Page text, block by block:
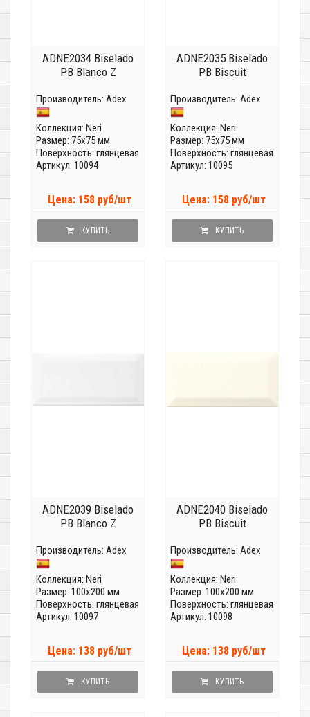
ADNE2034 Biselado
PB Blanco Z
Производитель: Adex
Коллекция: Neri
Размер: 75x75 мм
Поверхность: глянцевая
Артикул: 10094
Цена: 158 руб/шт
КУПИТЬ
ADNE2035 Biselado
PB Biscuit
Производитель: Adex
Коллекция: Neri
Размер: 75x75 мм
Поверхность: глянцевая
Артикул: 10095
Цена: 158 руб/шт
КУПИТЬ
ADNE2039 Biselado
PB Blanco Z
Производитель: Adex
Коллекция: Neri
Размер: 100x200 мм
Поверхность: глянцевая
Артикул: 10097
Цена: 138 руб/шт
КУПИТЬ
ADNE2040 Biselado
PB Biscuit
Производитель: Adex
Коллекция: Neri
Размер: 100x200 мм
Поверхность: глянцевая
Артикул: 10098
Цена: 138 руб/шт
КУПИТЬ